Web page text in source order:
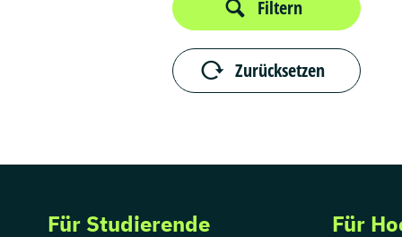
Filtern
Zurücksetzen
Für Studierende Für